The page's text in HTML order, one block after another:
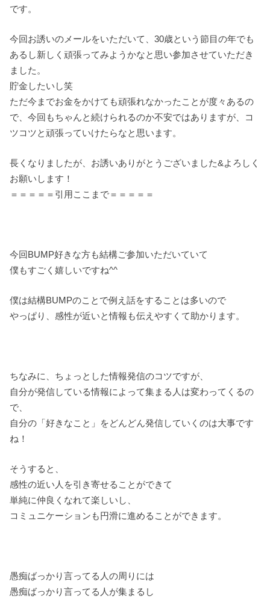
です。
今回お誘いのメールをいただいて、30歳という節目の年でも
あるし新しく頑張ってみようかなと思い参加させていただき
ました。
貯金したいし笑
ただ今までお金をかけても頑張れなかったことが度々あるの
で、今回もちゃんと続けられるのか不安ではありますが、コ
ツコツと頑張っていけたらなと思います。
長くなりましたが、お誘いありがとうございました&よろしく
お願いします！
＝＝＝＝＝引用ここまで＝＝＝＝＝
今回BUMP好きな方も結構ご参加いただいていて
僕もすごく嬉しいですね^^
僕は結構BUMPのことで例え話をすることは多いので
やっぱり、感性が近いと情報も伝えやすくて助かります。
ちなみに、ちょっとした情報発信のコツですが、
自分が発信している情報によって集まる人は変わってくるの
で、
自分の「好きなこと」をどんどん発信していくのは大事です
ね！
そうすると、
感性の近い人を引き寄せることができて
単純に仲良くなれて楽しいし、
コミュニケーションも円滑に進めることができます。
愚痴ばっかり言ってる人の周りには
愚痴ばっかり言ってる人が集まるし